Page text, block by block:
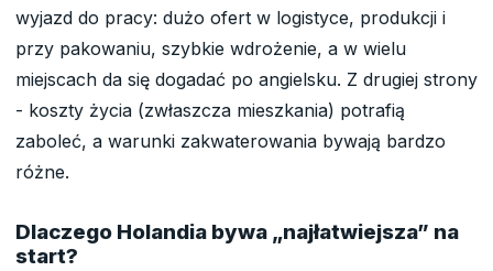
wyjazd do pracy: dużo ofert w logistyce, produkcji i
przy pakowaniu, szybkie wdrożenie, a w wielu
miejscach da się dogadać po angielsku. Z drugiej strony
- koszty życia (zwłaszcza mieszkania) potrafią
zaboleć, a warunki zakwaterowania bywają bardzo
różne.
Dlaczego Holandia bywa „najłatwiejsza” na
start?